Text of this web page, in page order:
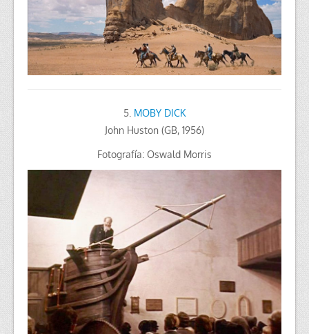
5. MOBY DICK
John Huston (GB, 1956)
Fotografía: Oswald Morris